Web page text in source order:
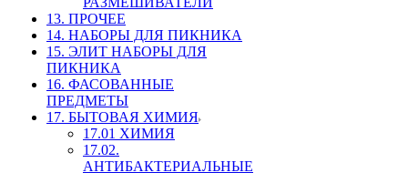
13. ПРОЧЕЕ
14. НАБОРЫ ДЛЯ ПИКНИКА
15. ЭЛИТ НАБОРЫ ДЛЯ
ПИКНИКА
16. ФАСОВАННЫЕ
ПРЕДМЕТЫ
17. БЫТОВАЯ ХИМИЯ
17.01 ХИМИЯ
17.02.
АНТИБАКТЕРИАЛЬНЫЕ